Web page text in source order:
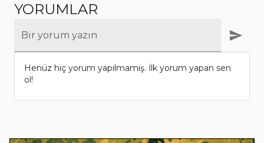
YORUMLAR
Bir yorum yazın
Henüz hiç yorum yapılmamış. İlk yorum yapan sen
ol!